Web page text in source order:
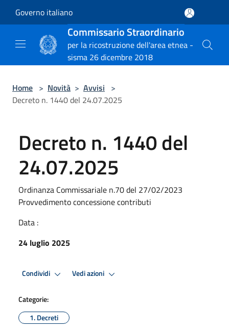
Governo italiano
Commissario Straordinario
per la ricostruzione dell'area etnea -
sisma 26 dicembre 2018
Home > Novità > Avvisi >
Decreto n. 1440 del 24.07.2025
Decreto n. 1440 del
24.07.2025
Ordinanza Commissariale n.70 del 27/02/2023
Provvedimento concessione contributi
Data :
24 luglio 2025
Condividi Vedi azioni
Categorie:
1. Decreti